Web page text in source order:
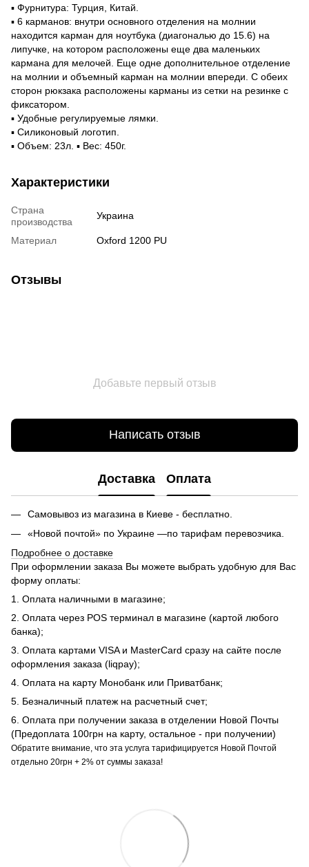
▪ Фурнитура: Турция, Китай.
▪ 6 карманов: внутри основного отделения на молнии
находится карман для ноутбука (диагональю до 15.6) на
липучке, на котором расположены еще два маленьких
кармана для мелочей. Еще одне дополнительное отделение
на молнии и объемный карман на молнии впереди. С обеих
сторон рюкзака расположены карманы из сетки на резинке с
фиксатором.
▪ Удобные регулируемые лямки.
▪ Силиконовый логотип.
▪ Объем: 23л. ▪ Вес: 450г.
Характеристики
Страна
производства
Украина
Материал Oxford 1200 PU
Отзывы
Добавьте первый отзыв
Написать отзыв
Доставка Оплата
Самовывоз из магазина в Киеве - бесплатно.
«Новой почтой» по Украине —по тарифам перевозчика.
Подробнее о доставке
При оформлении заказа Вы можете выбрать удобную для Вас
форму оплаты:
1. Оплата наличными в магазине;
2. Оплата через POS терминал в магазине (картой любого
банка);
3. Оплата картами VISA и MasterCard сразу на сайте после
оформления заказа (liqpay);
4. Оплата на карту Монобанк или Приватбанк;
5. Безналичный платеж на расчетный счет;
6. Оплата при получении заказа в отделении Новой Почты
(Предоплата 100грн на карту, остальное - при получении)
Обратите внимание, что эта услуга тарифицируется Новой Почтой
отдельно 20грн + 2% от суммы заказа!